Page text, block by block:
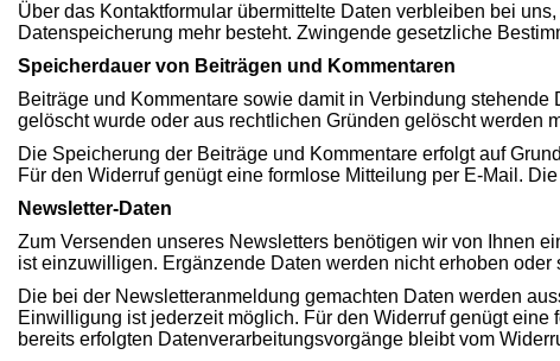
Über das Kontaktformular übermittelte Daten verbleiben bei
Datenspeicherung mehr besteht. Zwingende gesetzliche
Speicherdauer von Beiträgen und Kommentaren
Beiträge und Kommentare sowie damit in Verbindung
gelöscht wurde oder aus rechtlichen Gründen gelöscht werden
Die Speicherung der Beiträge und Kommentare erfolgt auf
Für den Widerruf genügt eine formlose Mitteilung per E-Mail.
Newsletter-Daten
Zum Versenden unseres Newsletters benötigen wir von Ihnen
ist einzuwilligen. Ergänzende Daten werden nicht erhoben
Die bei der Newsletteranmeldung gemachten Daten werden
Einwilligung ist jederzeit möglich. Für den Widerruf genügt
bereits erfolgten Datenverarbeitungsvorgänge bleibt vom